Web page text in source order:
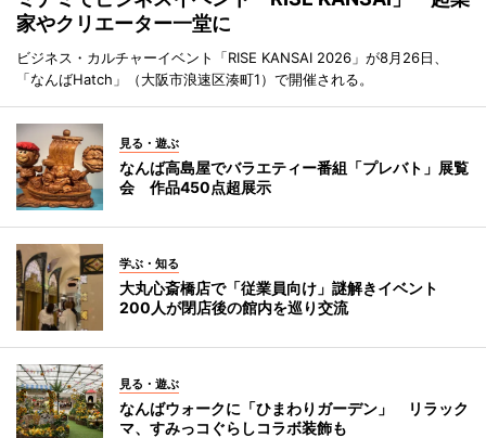
家やクリエーター一堂に
ビジネス・カルチャーイベント「RISE KANSAI 2026」が8月26日、
「なんばHatch」（大阪市浪速区湊町1）で開催される。
見る・遊ぶ
なんば高島屋でバラエティー番組「プレバト」展覧
会 作品450点超展示
学ぶ・知る
大丸心斎橋店で「従業員向け」謎解きイベント
200人が閉店後の館内を巡り交流
見る・遊ぶ
なんばウォークに「ひまわりガーデン」 リラック
マ、すみっコぐらしコラボ装飾も